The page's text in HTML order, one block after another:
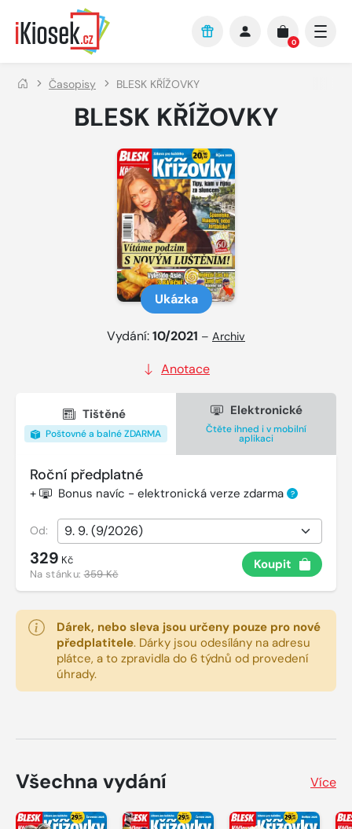
Přejít na hlavní obsah
0
Časopisy BLESK KŘÍŽOVKY
BLESK KŘÍŽOVKY
Ukázka
Vydání:10/2021 – Archiv
Anotace
Tištěné
Poštovné a balné ZDARMA
Elektronické
Čtěte ihned i v mobilní
aplikaci
Roční předplatné
+ Bonus navíc - elektronická verze zdarma ?
Od:
329 Kč
Na stánku:359 Kč
Koupit
Dárek, nebo sleva jsou určeny pouze pro nové
předplatitele. Dárky jsou odesílány na adresu
plátce, a to zpravidla do 6 týdnů od provedení
úhrady.
Všechna vydání Více